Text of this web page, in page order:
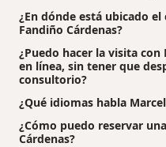
¿En dónde está ubicado
Fandiño Cárdenas?
¿Puedo hacer la visita con
en línea, sin tener que
consultorio?
¿Qué idiomas habla
¿Cómo puedo reservar
Cárdenas?